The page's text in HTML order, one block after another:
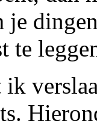
je
te
ik